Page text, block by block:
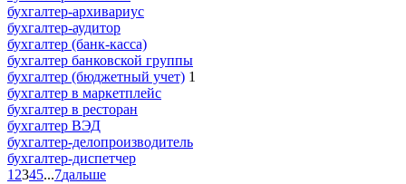
бухгалтер-архивариус
бухгалтер-аудитор
бухгалтер (банк-касса)
бухгалтер банковской группы
бухгалтер (бюджетный учет) 1
бухгалтер в маркетплейс
бухгалтер в ресторан
бухгалтер ВЭД
бухгалтер-делопроизводитель
бухгалтер-диспетчер
1 2345...7дальше